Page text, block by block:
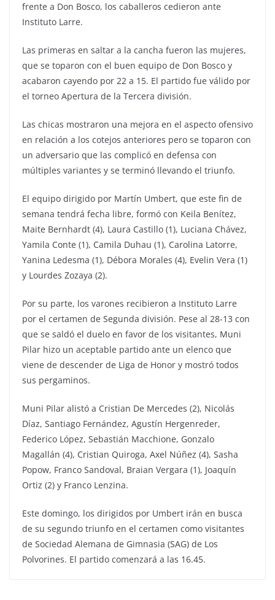
frente a Don Bosco, los caballeros cedieron ante
Instituto Larre.
Las primeras en saltar a la cancha fueron las mujeres,
que se toparon con el buen equipo de Don Bosco y
acabaron cayendo por 22 a 15. El partido fue válido por
el torneo Apertura de la Tercera división.
Las chicas mostraron una mejora en el aspecto ofensivo
en relación a los cotejos anteriores pero se toparon con
un adversario que las complicó en defensa con
múltiples variantes y se terminó llevando el triunfo.
El equipo dirigido por Martín Umbert, que este fin de
semana tendrá fecha libre, formó con Keila Benítez,
Maite Bernhardt (4), Laura Castillo (1), Luciana Chávez,
Yamila Conte (1), Camila Duhau (1), Carolina Latorre,
Yanina Ledesma (1), Débora Morales (4), Evelin Vera (1)
y Lourdes Zozaya (2).
Por su parte, los varones recibieron a Instituto Larre
por el certamen de Segunda división. Pese al 28-13 con
que se saldó el duelo en favor de los visitantes, Muni
Pilar hizo un aceptable partido ante un elenco que
viene de descender de Liga de Honor y mostró todos
sus pergaminos.
Muni Pilar alistó a Cristian De Mercedes (2), Nicolás
Díaz, Santiago Fernández, Agustín Hergenreder,
Federico López, Sebastián Macchione, Gonzalo
Magallán (4), Cristian Quiroga, Axel Núñez (4), Sasha
Popow, Franco Sandoval, Braian Vergara (1), Joaquín
Ortiz (2) y Franco Lenzina.
Este domingo, los dirigidos por Umbert irán en busca
de su segundo triunfo en el certamen como visitantes
de Sociedad Alemana de Gimnasia (SAG) de Los
Polvorines. El partido comenzará a las 16.45.